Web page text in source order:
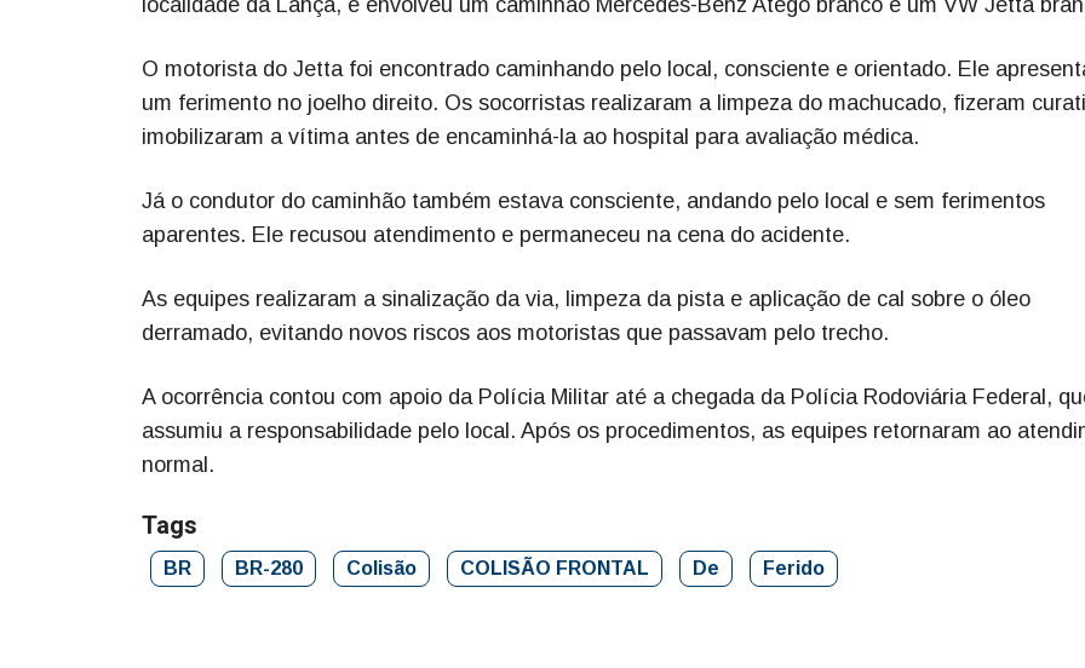
O motorista do Jetta foi encontrado caminhando pelo local, consciente e orientado. Ele
um ferimento no joelho direito. Os socorristas realizaram a limpeza do machucado, fizeram
imobilizaram a vítima antes de encaminhá-la ao hospital para avaliação médica.
Já o condutor do caminhão também estava consciente, andando pelo local e sem ferimentos
aparentes. Ele recusou atendimento e permaneceu na cena do acidente.
As equipes realizaram a sinalização da via, limpeza da pista e aplicação de cal sobre o óleo
derramado, evitando novos riscos aos motoristas que passavam pelo trecho.
A ocorrência contou com apoio da Polícia Militar até a chegada da Polícia Rodoviária Federal,
assumiu a responsabilidade pelo local. Após os procedimentos, as equipes retornaram ao
normal.
Tags
BR BR-280 Colisão COLISÃO FRONTAL De Ferido